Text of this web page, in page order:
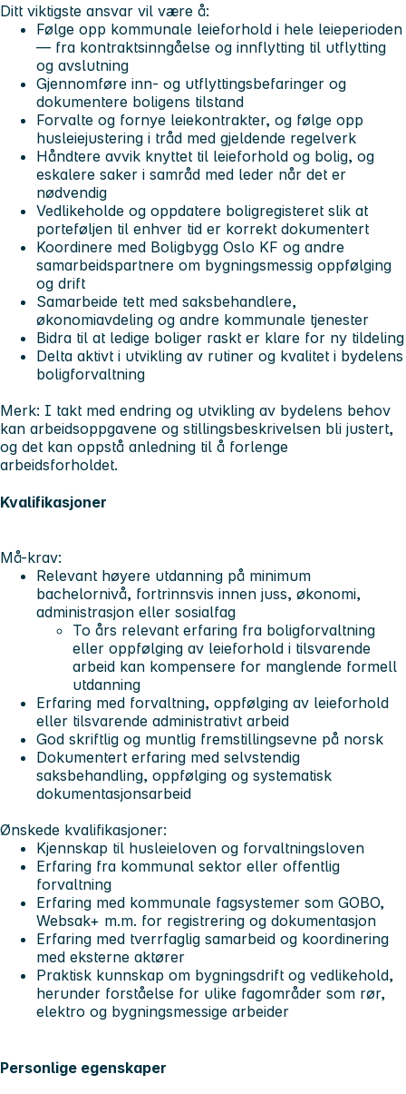
Ditt viktigste ansvar vil være å:
Følge opp kommunale leieforhold i hele leieperioden
— fra kontraktsinngåelse og innflytting til utflytting
og avslutning
Gjennomføre inn- og utflyttingsbefaringer og
dokumentere boligens tilstand
Forvalte og fornye leiekontrakter, og følge opp
husleiejustering i tråd med gjeldende regelverk
Håndtere avvik knyttet til leieforhold og bolig, og
eskalere saker i samråd med leder når det er
nødvendig
Vedlikeholde og oppdatere boligregisteret slik at
porteføljen til enhver tid er korrekt dokumentert
Koordinere med Boligbygg Oslo KF og andre
samarbeidspartnere om bygningsmessig oppfølging
og drift
Samarbeide tett med saksbehandlere,
økonomiavdeling og andre kommunale tjenester
Bidra til at ledige boliger raskt er klare for ny tildeling
Delta aktivt i utvikling av rutiner og kvalitet i bydelens
boligforvaltning
Merk: I takt med endring og utvikling av bydelens behov
kan arbeidsoppgavene og stillingsbeskrivelsen bli justert,
og det kan oppstå anledning til å forlenge
arbeidsforholdet.
Kvalifikasjoner
Må-krav:
Relevant høyere utdanning på minimum
bachelornivå, fortrinnsvis innen juss, økonomi,
administrasjon eller sosialfag
To års relevant erfaring fra boligforvaltning
eller oppfølging av leieforhold i tilsvarende
arbeid kan kompensere for manglende formell
utdanning
Erfaring med forvaltning, oppfølging av leieforhold
eller tilsvarende administrativt arbeid
God skriftlig og muntlig fremstillingsevne på norsk
Dokumentert erfaring med selvstendig
saksbehandling, oppfølging og systematisk
dokumentasjonsarbeid
Ønskede kvalifikasjoner:
Kjennskap til husleieloven og forvaltningsloven
Erfaring fra kommunal sektor eller offentlig
forvaltning
Erfaring med kommunale fagsystemer som GOBO,
Websak+ m.m. for registrering og dokumentasjon
Erfaring med tverrfaglig samarbeid og koordinering
med eksterne aktører
Praktisk kunnskap om bygningsdrift og vedlikehold,
herunder forståelse for ulike fagområder som rør,
elektro og bygningsmessige arbeider
Personlige egenskaper